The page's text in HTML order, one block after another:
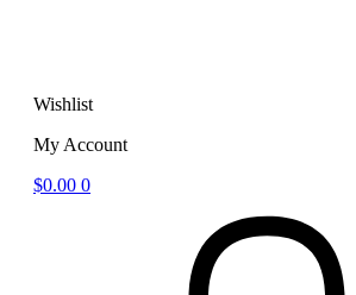
Wishlist
My Account
$0.00 0